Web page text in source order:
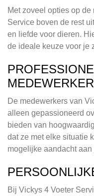
Met zoveel opties op
Service boven de rest
en liefde voor dieren.
de ideale keuze voor je
De medewerkers van
alleen gepassioneerd
bieden van
dat ze met elke situatie
mogelijke aandacht
Bij Vickys 4 Voeter